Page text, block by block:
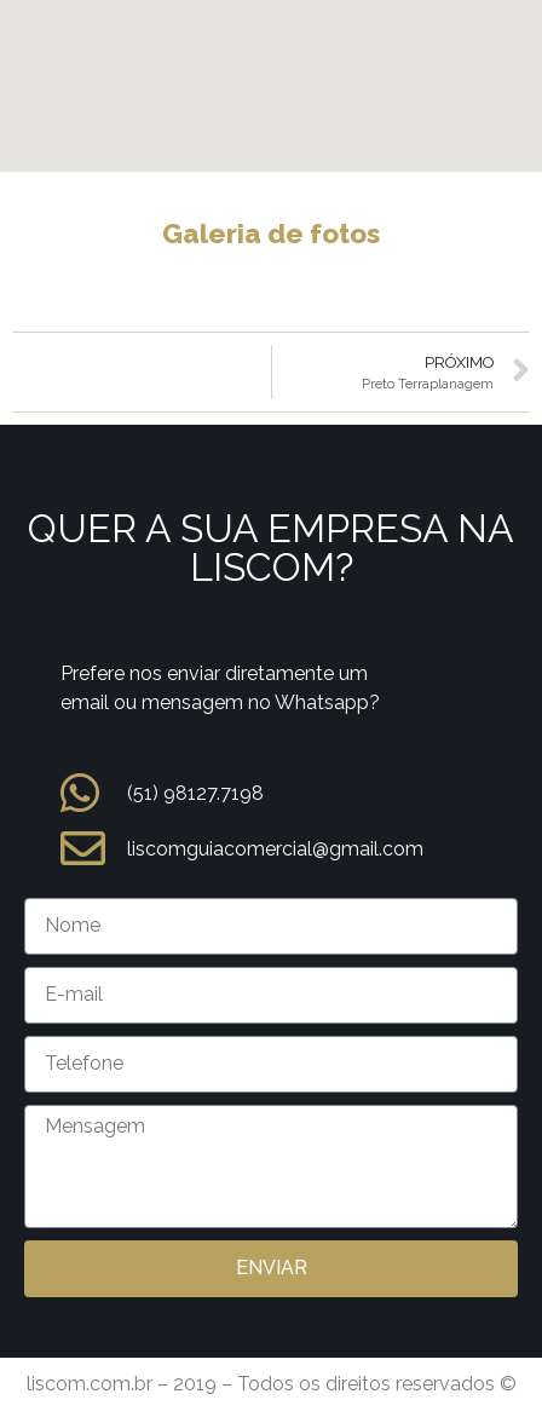
Galeria de fotos
PRÓXIMO
Preto Terraplanagem
QUER A SUA EMPRESA NA
LISCOM?
Prefere nos enviar diretamente um
email ou mensagem no Whatsapp?
(51) 98127.7198
liscomguiacomercial@gmail.com
ENVIAR
liscom.com.br – 2019 – Todos os direitos reservados ©